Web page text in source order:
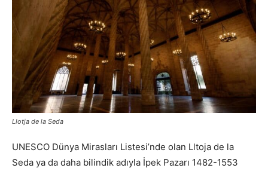
Llotja de la Seda
UNESCO Dünya Mirasları Listesi’nde olan Lltoja de la
Seda ya da daha bilindik adıyla İpek Pazarı 1482-1553